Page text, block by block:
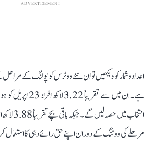
ADVERTISEMENT
اعداد و شمار کو دیکھیں تو ان نئے ووٹرس کو پولنگ کے
ہے۔ ان میں سے
مرحلے کی ووٹنگ کے دوران اپنے حق رائے دہی کا استعمال